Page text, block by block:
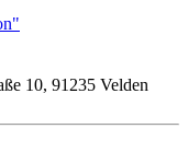
10, 91235 Velden